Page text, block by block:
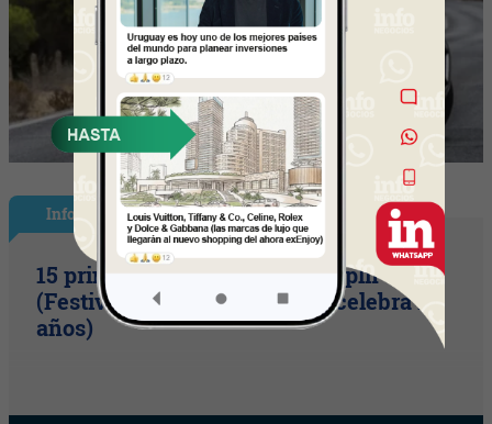
InfoShow
15 primaveras tienes que cumplir
(Festival Música de la Tierra celebra 15
años)